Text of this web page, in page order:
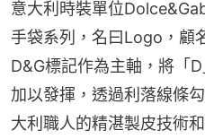
意大利時裝單位
手袋系列，名曰Logo，顧
D&G標記作為主軸，將「
加以發揮，透過利落線條
大利職人的精湛製皮技術